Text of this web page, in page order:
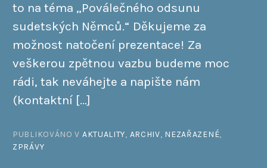
to na téma „Poválečného odsunu
sudetských Němců.“ Děkujeme za
možnost natočení prezentace! Za
veškerou zpětnou vazbu budeme moc
rádi, tak neváhejte a napište nám
(kontaktní […]
PUBLIKOVÁNO V AKTUALITY, ARCHIV, NEZAŘAZENÉ,
ZPRÁVY